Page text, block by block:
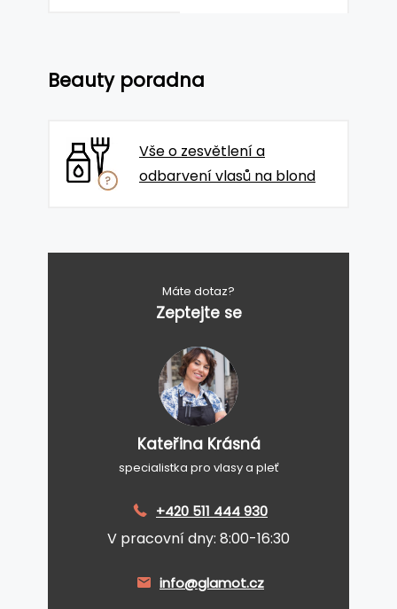
Beauty poradna
Vše o zesvětlení a
odbarvení vlasů na blond
Máte dotaz?
Zeptejte se
Kateřina Krásná
specialistka pro vlasy a pleť
+420 511 444 930
V pracovní dny: 8:00-16:30
info@glamot.cz